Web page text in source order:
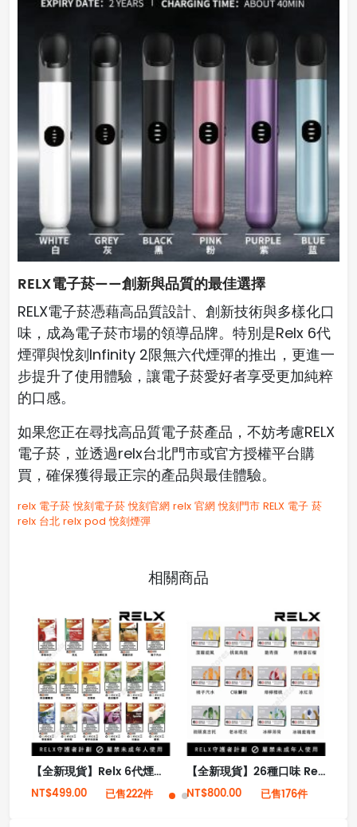
RELX電子菸——創新與品質的最佳選擇
RELX電子菸憑藉高品質設計、創新技術與多樣化口
味，成為電子菸市場的領導品牌。特別是Relx 6代
煙彈與悅刻Infinity 2限無六代煙彈的推出，更進一
步提升了使用體驗，讓電子菸愛好者享受更加純粹
的口感。
如果您正在尋找高品質電子菸產品，不妨考慮RELX
電子菸，並透過relx台北門市或官方授權平台購
買，確保獲得最正宗的產品與最佳體驗。
relx 電子菸 悅刻電子菸 悅刻官網 relx 官網 悅刻門市 RELX 電子 菸
relx 台北 relx pod 悅刻煙彈
相關商品
【全新現貨】Relx 6代煙彈 悅刻infinity 2限無六代煙彈 (英文版)(煙彈x1)(通用Relx 4, 5代主機)
NT$499.00 已售222件
【全新現貨】26種口味 Relx悅刻第5代幻影霧化煙彈
NT$800.00 已售176件